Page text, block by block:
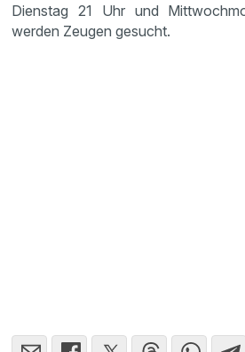
Dienstag 21 Uhr und
werden Zeugen gesucht.